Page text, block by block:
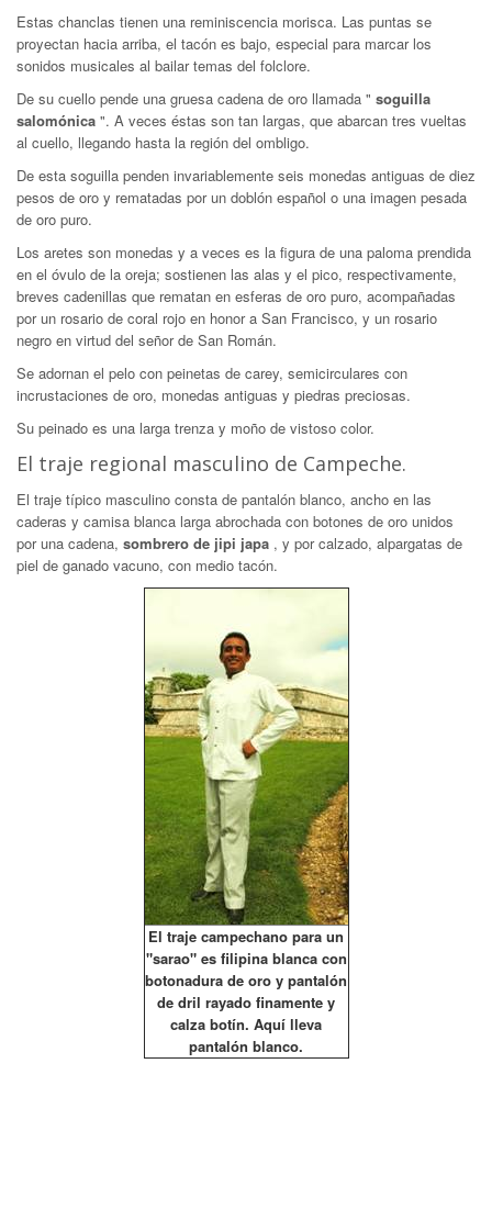
Estas chanclas tienen una reminiscencia morisca. Las puntas se
proyectan hacia arriba, el tacón es bajo, especial para marcar los
sonidos musicales al bailar temas del folclore.
De su cuello pende una gruesa cadena de oro llamada " soguilla
salomónica ". A veces éstas son tan largas, que abarcan tres vueltas
al cuello, llegando hasta la región del ombligo.
De esta soguilla penden invariablemente seis monedas antiguas de diez
pesos de oro y rematadas por un doblón español o una imagen pesada
de oro puro.
Los aretes son monedas y a veces es la figura de una paloma prendida
en el óvulo de la oreja; sostienen las alas y el pico, respectivamente,
breves cadenillas que rematan en esferas de oro puro, acompañadas
por un rosario de coral rojo en honor a San Francisco, y un rosario
negro en virtud del señor de San Román.
Se adornan el pelo con peinetas de carey, semicirculares con
incrustaciones de oro, monedas antiguas y piedras preciosas.
Su peinado es una larga trenza y moño de vistoso color.
El traje regional masculino de Campeche.
El traje típico masculino consta de pantalón blanco, ancho en las
caderas y camisa blanca larga abrochada con botones de oro unidos
por una cadena, sombrero de jipi japa , y por calzado, alpargatas de
piel de ganado vacuno, con medio tacón.
El traje campechano para un
"sarao" es filipina blanca con
botonadura de oro y pantalón
de dril rayado finamente y
calza botín. Aquí lleva
pantalón blanco.